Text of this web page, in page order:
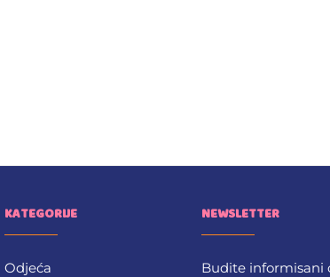
KATEGORIJE
Odjeća
NEWSLETTER
Budite informisani